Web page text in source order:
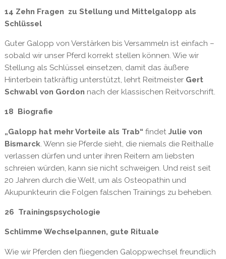
14 Zehn Fragen zu Stellung und Mittelgalopp als
Schlüssel
Guter Galopp von Verstärken bis Versammeln ist einfach –
sobald wir unser Pferd korrekt stellen können. Wie wir
Stellung als Schlüssel einsetzen, damit das äußere
Hinterbein tatkräftig unterstützt, lehrt Reitmeister Gert
Schwabl von Gordon nach der klassischen Reitvorschrift.
18 Biografie
„Galopp hat mehr Vorteile als Trab“ findet Julie von
Bismarck. Wenn sie Pferde sieht, die niemals die Reithalle
verlassen dürfen und unter ihren Reitern am liebsten
schreien würden, kann sie nicht schweigen. Und reist seit
20 Jahren durch die Welt, um als Osteopathin und
Akupunkteurin die Folgen falschen Trainings zu beheben.
26 Trainingspsychologie
Schlimme Wechselpannen, gute Rituale
Wie wir Pferden den fliegenden Galoppwechsel freundlich